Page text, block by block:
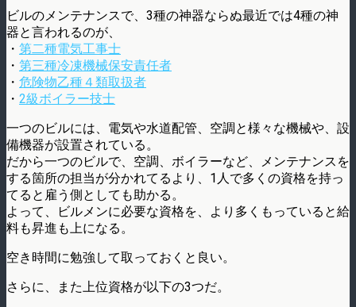
ビルのメンテナンスで、3種の神器ならぬ最近では4種の神
器と言われるのが、
・ 第二種電気工事士
・ 第三種冷凍機械保安責任者
・ 危険物乙種４類取扱者
・ 2級ボイラー技士
一つのビルには、電気や水道配管、空調と様々な機械や、設
備機器が設置されている。
だから一つのビルで、空調、ボイラーなど、メンテナンスを
する箇所の担当が分かれてるより、1人で多くの資格を持っ
てると雇う側としても助かる。
よって、ビルメンに必要な資格を、より多くもっていると給
料も昇進も上になる。
空き時間に勉強して取っておくと良い。
さらに、また上位資格が以下の3つだ。